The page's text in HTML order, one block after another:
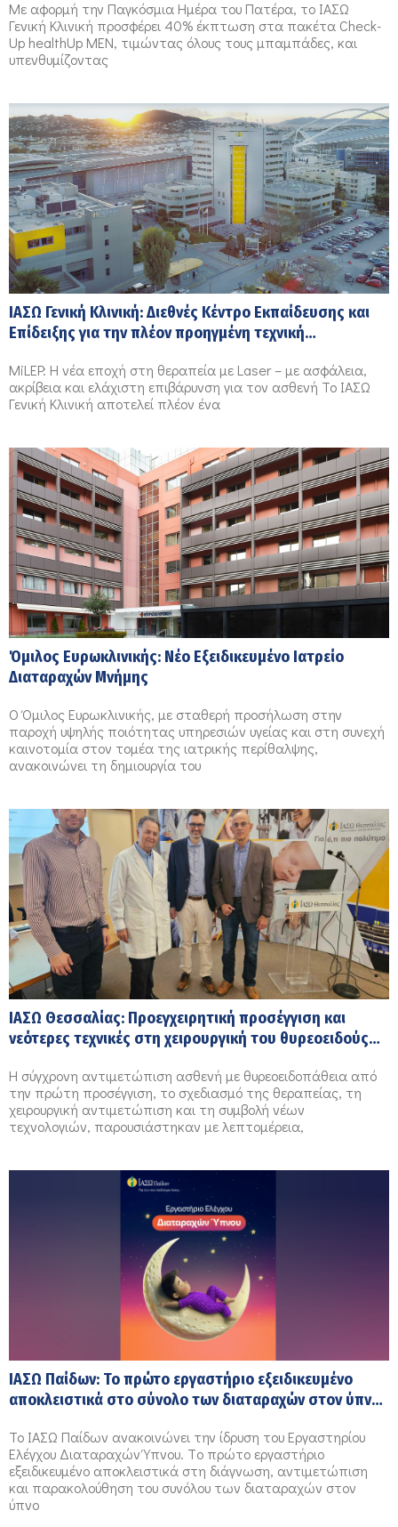
Με αφορμή την Παγκόσμια Ημέρα του Πατέρα, το ΙΑΣΩ
Γενική Κλινική προσφέρει 40% έκπτωση στα πακέτα Check-
Up healthUp ΜΕΝ, τιμώντας όλους τους μπαμπάδες, και
υπενθυμίζοντας
ΙΑΣΩ Γενική Κλινική: Διεθνές Κέντρο Εκπαίδευσης και
Επίδειξης για την πλέον προηγμένη τεχνική
Προστάτη
MiLEP: Η νέα εποχή στη θεραπεία με Laser – με ασφάλεια,
ακρίβεια και ελάχιστη επιβάρυνση για τον ασθενή Το ΙΑΣΩ
Γενική Κλινική αποτελεί πλέον ένα
Όμιλος Ευρωκλινικής: Νέο Εξειδικευμένο Ιατρείο
Διαταραχών Μνήμης
Ο Όμιλος Ευρωκλινικής, με σταθερή προσήλωση στην
παροχή υψηλής ποιότητας υπηρεσιών υγείας και στη συνεχή
καινοτομία στον τομέα της ιατρικής περίθαλψης,
ανακοινώνει τη δημιουργία του
ΙΑΣΩ Θεσσαλίας: Προεγχειρητική προσέγγιση και
νεότερες τεχνικές στη χειρουργική του θυρεοειδούς
Η σύγχρονη αντιμετώπιση ασθενή με θυρεοειδοπάθεια από
την πρώτη προσέγγιση, το σχεδιασμό της θεραπείας, τη
χειρουργική αντιμετώπιση και τη συμβολή νέων
τεχνολογιών, παρουσιάστηκαν με λεπτομέρεια,
ΙΑΣΩ Παίδων: Το πρώτο εργαστήριο εξειδικευμένο
αποκλειστικά στο σύνολο των διαταραχών στον ύπνο
Το ΙΑΣΩ Παίδων ανακοινώνει την ίδρυση του Εργαστηρίου
Ελέγχου Διαταραχών Ύπνου. Tο πρώτο εργαστήριο
εξειδικευμένο αποκλειστικά στη διάγνωση, αντιμετώπιση
και παρακολούθηση του συνόλου των διαταραχών στον
ύπνο